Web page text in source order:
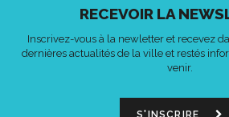
RECEVOIR LA
Inscrivez-vous à la newletter et recevez
dernières actualités de la ville et restés
venir.
S'INSCRIRE